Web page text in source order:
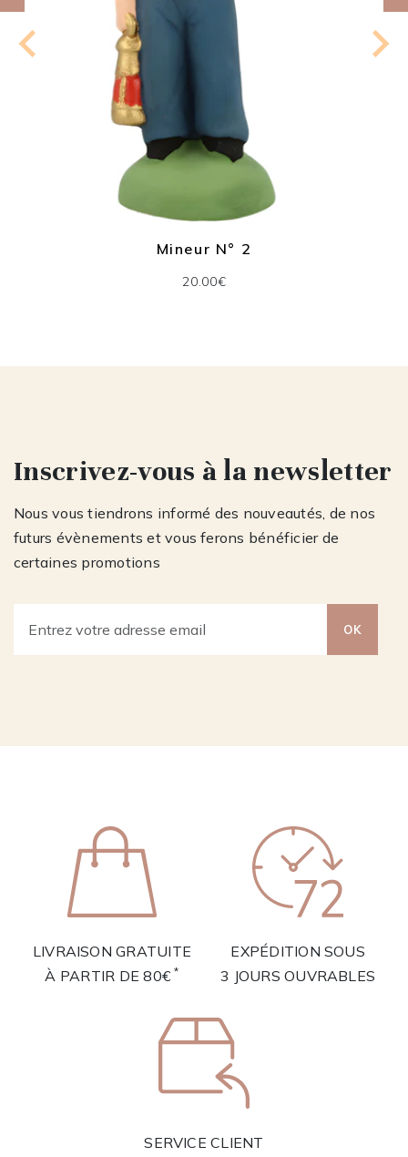
Mineur N° 2
20.00€
Inscrivez-vous à la newsletter
Nous vous tiendrons informé des nouveautés, de nos
futurs évènements et vous ferons bénéficier de
certaines promotions
OK
LIVRAISON GRATUITE
À PARTIR DE 80€ *
EXPÉDITION SOUS
3 JOURS OUVRABLES
SERVICE CLIENT